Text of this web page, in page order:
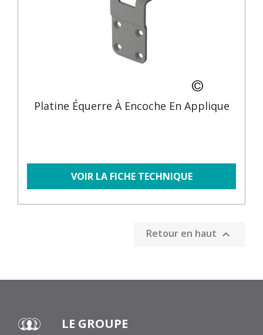
Platine Équerre À Encoche En Applique
VOIR LA FICHE TECHNIQUE
Retour en haut 
LE GROUPE